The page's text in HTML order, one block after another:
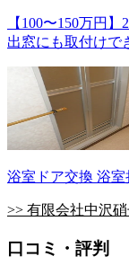
【100〜150万円
出窓にも取付けで
浴室ドア交換 浴
>> 有限会社中沢
口コミ・評判